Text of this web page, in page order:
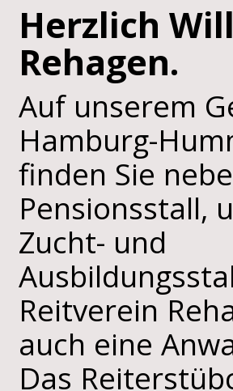
Herzlich
Rehagen.
Auf unserem
Hamburg-
finden Sie
Pensionsstall,
Zucht- und
Reitverein
auch eine
Das